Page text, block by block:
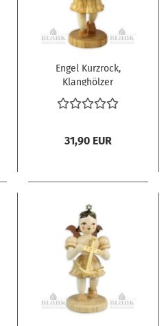
Engel Kurzrock,
Klanghölzer
31,90 EUR